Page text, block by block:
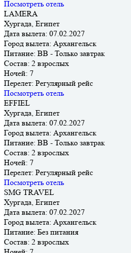
Посмотреть отель
LAMERA
Хургада, Египет
Дата вылета: 07.02.2027
Город вылета: Архангельск
Питание: BB - Только завтрак
Состав: 2 взрослых
Ночей: 7
Перелет: Регулярный рейс
Посмотреть отель
EFFIEL
Хургада, Египет
Дата вылета: 07.02.2027
Город вылета: Архангельск
Питание: BB - Только завтрак
Состав: 2 взрослых
Ночей: 7
Перелет: Регулярный рейс
Посмотреть отель
SMG TRAVEL
Хургада, Египет
Дата вылета: 07.02.2027
Город вылета: Архангельск
Питание: Без питания
Состав: 2 взрослых